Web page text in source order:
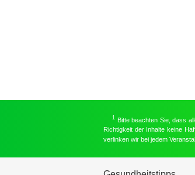
1
Bitte beachten Sie, dass
Richtigkeit der Inhalte keine
verlinken wir bei jedem